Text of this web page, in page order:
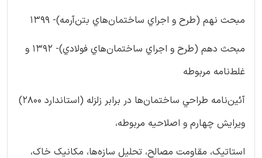
مبحث نهم (طرح و اجراي ساختمان‌هاي بتن‌آرمه)- ۱۳۹۹
مبحث دهم (طرح و اجراي ساختمان‌هاي فولادي)- ۱۳۹۲ و
غلط‌نامه مربوطه
آئين‌نامه طراحي ساختمان‌ها در برابر زلزله (استاندارد ۲۸۰۰)
ويرايش چهارم و اصلاحیه مربوطه،
استاتیک، مقاومت مصالح، تحليل سازه‌ها، مكانيك خاك،